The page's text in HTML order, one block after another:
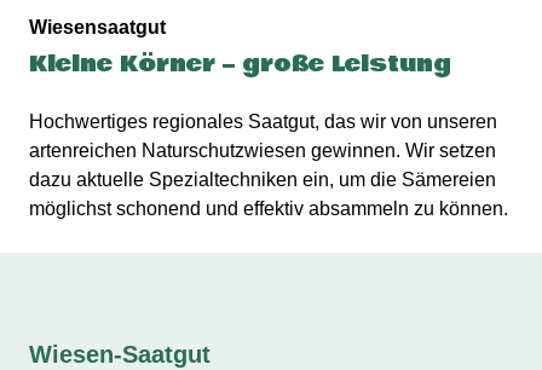
Wiesensaatgut
Kleine Körner – große Leistung
Hochwertiges regionales Saatgut, das wir von unseren
artenreichen Naturschutzwiesen gewinnen. Wir setzen
dazu aktuelle Spezialtechniken ein, um die Sämereien
möglichst schonend und effektiv absammeln zu können.
Wiesen-Saatgut